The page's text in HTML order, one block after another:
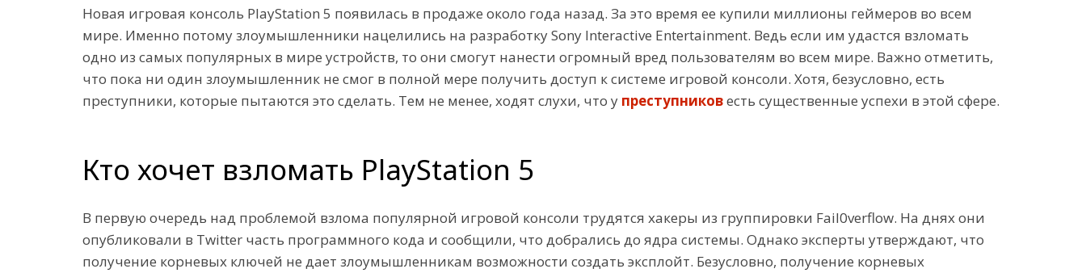
Новая игровая консоль PlayStation 5 появилась в продаже около года назад. За это время ее купили миллионы геймеров во всем
мире. Именно потому злоумышленники нацелились на разработку Sony Interactive Entertainment. Ведь если им удастся взломать
одно из самых популярных в мире устройств, то они смогут нанести огромный вред пользователям во всем мире. Важно отметить,
что пока ни один злоумышленник не смог в полной мере получить доступ к системе игровой консоли. Хотя, безусловно, есть
преступники, которые пытаются это сделать. Тем не менее, ходят слухи, что у преступниковесть существенные успехи в этой сфере.
Кто хочет взломать PlayStation 5
В первую очередь над проблемой взлома популярной игровой консоли трудятся хакеры из группировки Fail0verflow. На днях они
опубликовали в Twitter часть программного кода и сообщили, что добрались до ядра системы. Однако эксперты утверждают, что
получение корневых ключей не дает злоумышленникам возможности создать эксплойт. Безусловно, получение корневых